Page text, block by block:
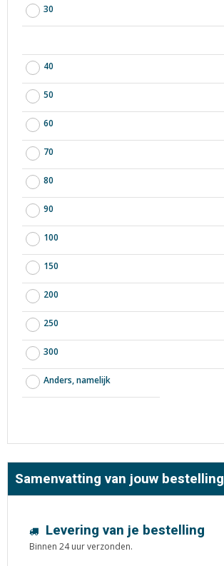
30
40
50
60
70
80
90
100
150
200
250
300
Anders, namelijk
Samenvatting van jouw bestelling
Levering van je bestelling
Binnen 24 uur verzonden.